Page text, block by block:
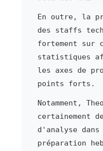
En outre, la
des staffs
fortement sur
statistiques
les axes de
points forts.
Notamment,
certainement
d'analyse
préparation